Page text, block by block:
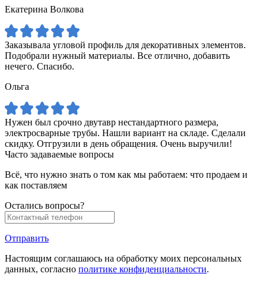
Екатерина Волкова
Заказывала угловой профиль для декоративных элементов.
Подобрали нужный материалы. Все отлично, добавить
нечего. Спасибо.
Ольга
Нужен был срочно двутавр нестандартного размера,
электросварные трубы. Нашли вариант на складе. Сделали
скидку. Отгрузили в день обращения. Очень выручили!
Часто задаваемые вопросы
Всё, что нужно знать о том как мы работаем: что продаем и
как поставляем
Остались вопросы?
Отправить
Настоящим соглашаюсь на обработку моих персональных
данных, согласно политике конфиденциальности.